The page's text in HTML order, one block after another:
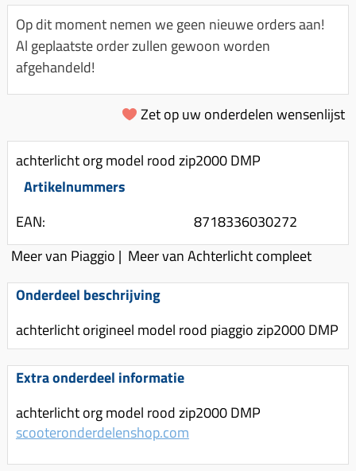
Spanningsregelaar
Toerenbegrenzer
Remlichtschakelaar
Luchtfilter (delen)
Luchtfilter deksel
Motor blokken
Membraan (delen)
Pakking (sets)
Vlotterbak pakking
Powerfilter
Schakel (delen)
Spruitstuk (delen)
Uitlaten compleet
Uitlaat bocht
Radiateur (delen)
Waterpomp (delen)
Km teller kabel
Kickstart deksel
Kickstart ronsel
Schokbrekers
Spiegels
Stuur (delen)
Remblokken
Rem (delen)
Remhevels
Remsegmenten
Remschijven
Kinderzitje (scooter)
Olie-onderhoudsmiddelen
Oppakbeugel
Scooterhoezen
Scooter Kleding
Stickers
Stuurslot
Regenkleding
Vespa accessoires
Voordragers
Accessoires overig
Op dit moment nemen we geen nieuwe orders aan!
Al geplaatste order zullen gewoon worden
afgehandeld!
Zet op uw onderdelen wensenlijst
achterlicht org model rood zip2000 DMP
Artikelnummers
EAN:
8718336030272
Meer van Piaggio | Meer van Achterlicht compleet
Onderdeel beschrijving
achterlicht origineel model rood piaggio zip2000 DMP
Extra onderdeel informatie
achterlicht org model rood zip2000 DMP
scooteronderdelenshop.com